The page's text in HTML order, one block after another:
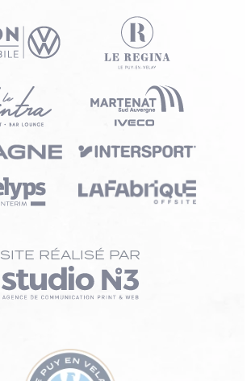
SITE RÉALISÉ PAR